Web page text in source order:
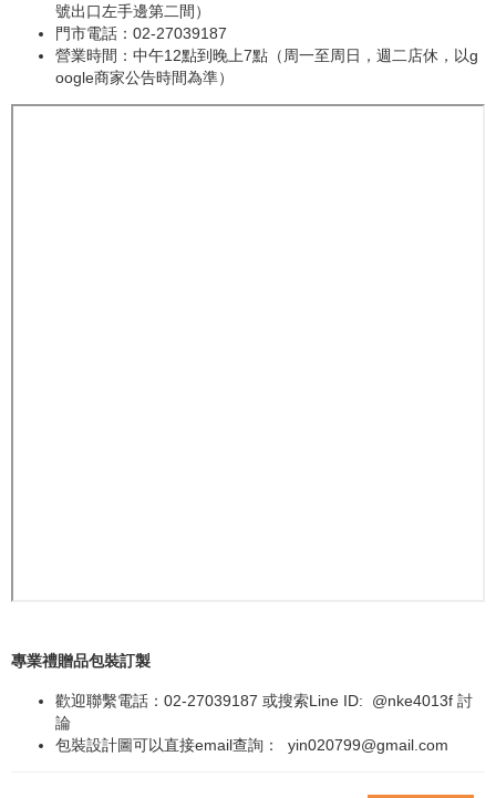
號出口左手邊第二間）
門市電話：02-27039187
營業時間：中午12點到晚上7點（周一至周日，週二店休，以g
oogle商家公告時間為準）
專業禮贈品包裝訂製
歡迎聯繫電話：02-27039187 或搜索Line ID: @nke4013f 討
論
包裝設計圖可以直接email查詢： yin020799@gmail.com